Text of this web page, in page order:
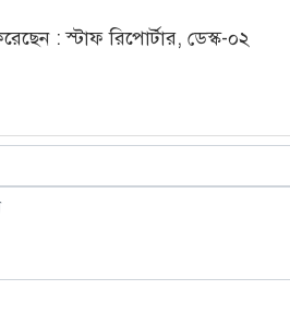
: স্টাফ রিপোর্টার, ডেস্ক-০২